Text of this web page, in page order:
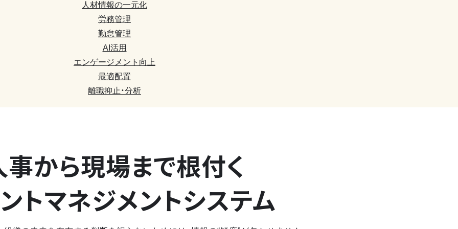
人材情報の一元化
労務管理
勤怠管理
AI活用
エンゲージメント向上
最適配置
離職抑止・分析
事から現場まで根付く
トマネジメントシステム